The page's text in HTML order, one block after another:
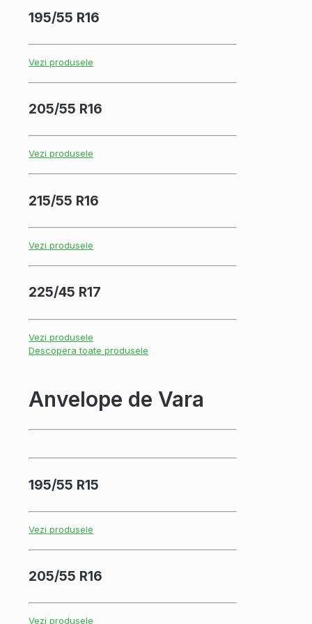
195/55 R16
Vezi produsele
205/55 R16
Vezi produsele
215/55 R16
Vezi produsele
225/45 R17
Vezi produsele
Descopera toate produsele
Anvelope de Vara
195/55 R15
Vezi produsele
205/55 R16
Vezi produsele